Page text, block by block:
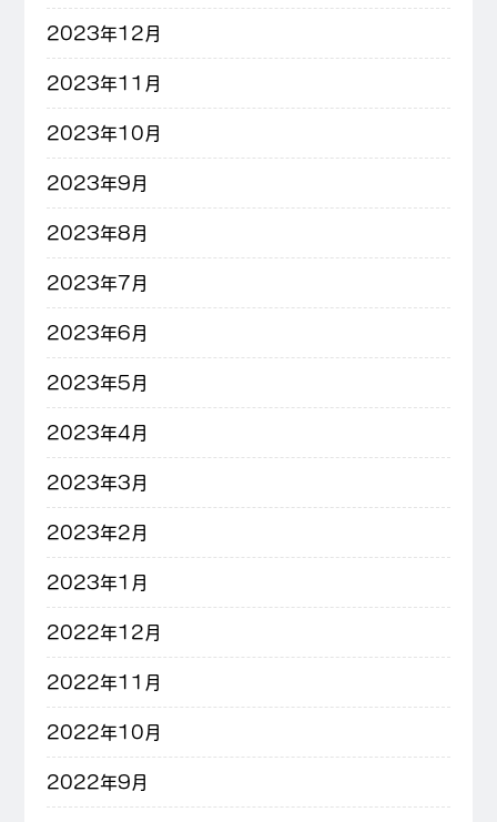
2023年12月
2023年11月
2023年10月
2023年9月
2023年8月
2023年7月
2023年6月
2023年5月
2023年4月
2023年3月
2023年2月
2023年1月
2022年12月
2022年11月
2022年10月
2022年9月